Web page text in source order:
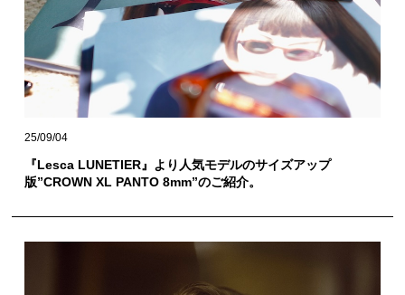
25/09/04
『Lesca LUNETIER』より人気モデルのサイズアップ
版”CROWN XL PANTO 8mm”のご紹介。